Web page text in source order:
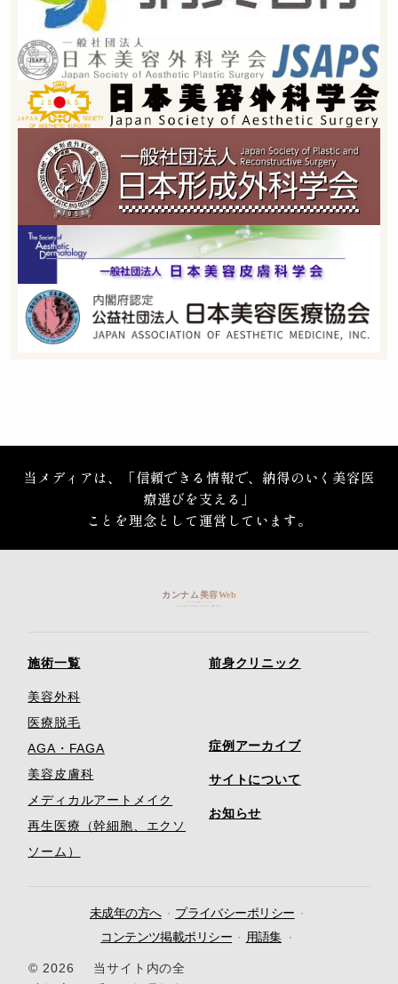
当メディアは、「信頼できる情報で、納得のいく美容医
療選びを支える」
ことを理念として運営しています。
施術一覧
美容外科
医療脱毛
AGA・FAGA
美容皮膚科
メディカルアートメイク
再生医療（幹細胞、エクソ
ソーム）
前身クリニック
症例アーカイブ
サイトについて
お知らせ
未成年の方へ
プライバシーポリシー
コンテンツ掲載ポリシー
用語集
© 2026
当サイト内の全